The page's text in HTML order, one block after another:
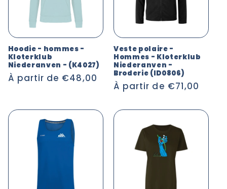
Hoodie - hommes -
Kloterklub
Niederanven - (K4027)
Prix
À partir de €48,00
Veste polaire -
Hommes - Kloterklub
Niederanven -
Broderie (ID0806)
Prix
À partir de €71,00